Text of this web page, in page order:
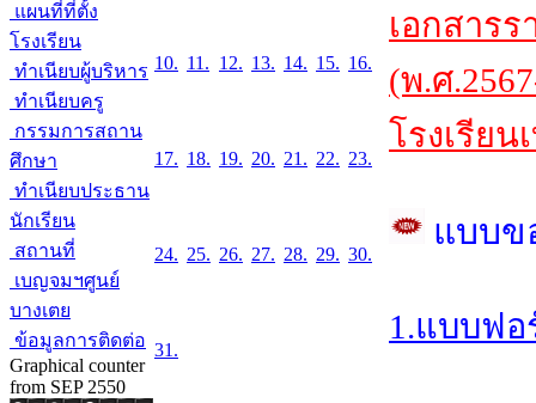
แผนที่ที่ตั้ง
โรงเรียน
ทำเนียบผู้บริหาร
ทำเนียบครู
กรรมการสถาน
ศึกษา
ทำเนียบประธาน
นักเรียน
สถานที่
เบญจมฯศูนย์
บางเตย
ข้อมูลการติดต่อ
Graphical counter
from SEP 2550
10. 11. 12. 13. 14. 15. 16.
17. 18. 19. 20. 21. 22. 23.
24. 25. 26. 27. 28. 29. 30.
31.
เอกสาร
(พ.ศ
โรงเรีย
แบบข
1.แบบฟ